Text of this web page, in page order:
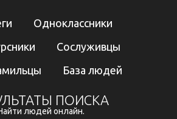
Одноклассники
Сослуживцы
База людей
ПОИСКА
людей онлайн.